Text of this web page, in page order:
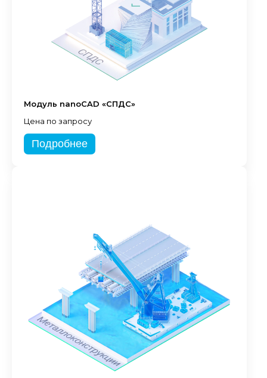
Модуль nanoCAD «СПДС»
Цена по запросу
Подробнее